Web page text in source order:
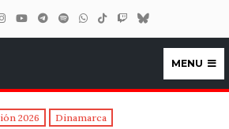
MENU
2026 Dinamarca